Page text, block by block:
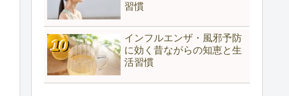
習慣
インフルエンザ・風邪予防
に効く昔ながらの知恵と生
活習慣